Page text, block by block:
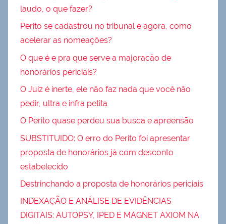
laudo, o que fazer?
Perito se cadastrou no tribunal e agora, como
acelerar as nomeações?
O que é e pra que serve a majoracão de
honorários periciais?
O Juiz é inerte, ele não faz nada que você não
pedir, ultra e infra petita
O Perito quase perdeu sua busca e apreensão
SUBSTITUIDO: O erro do Perito foi apresentar
proposta de honorários já com desconto
estabelecido
Destrinchando a proposta de honorários periciais
INDEXAÇÃO E ANÁLISE DE EVIDÊNCIAS
DIGITAIS: AUTOPSY, IPED E MAGNET AXIOM NA